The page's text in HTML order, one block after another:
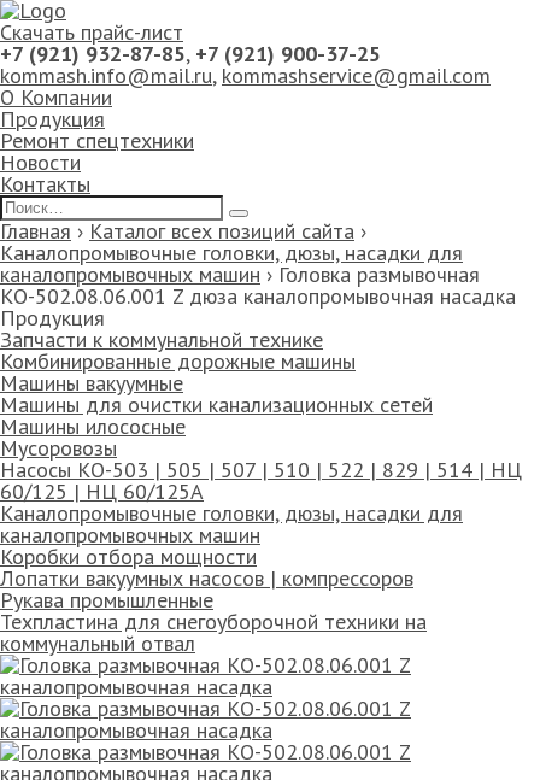
Скачать прайс-лист
+7 (921) 932-87-85, +7 (921) 900-37-25
kommash.info@mail.ru, kommashservice@gmail.com
О Компании
Продукция
Ремонт спецтехники
Новости
Контакты
Главная › Каталог всех позиций сайта ›
Каналопромывочные головки, дюзы, насадки для
каналопромывочных машин › Головка размывочная
КО-502.08.06.001 Z дюза каналопромывочная насадка
Продукция
Запчасти к коммунальной технике
Комбинированные дорожные машины
Машины вакуумные
Машины для очистки канализационных сетей
Машины илососные
Мусоровозы
Насосы КО-503 | 505 | 507 | 510 | 522 | 829 | 514 | НЦ
60/125 | НЦ 60/125А
Каналопромывочные головки, дюзы, насадки для
каналопромывочных машин
Коробки отбора мощности
Лопатки вакуумных насосов | компрессоров
Рукава промышленные
Техпластина для снегоуборочной техники на
коммунальный отвал